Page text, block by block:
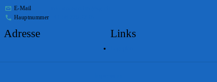
E-Mail
Hauptnummer
Adresse Links